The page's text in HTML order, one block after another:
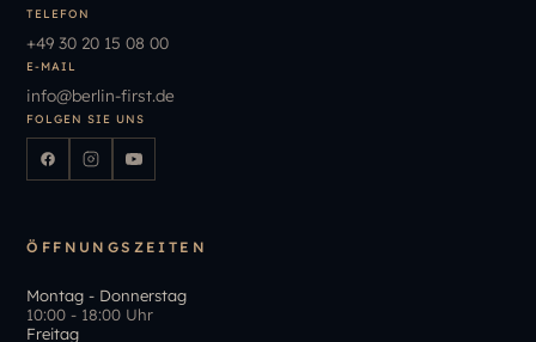
TELEFON
+49 30 20 15 08 00
E-MAIL
info@berlin-first.de
FOLGEN SIE UNS
ÖFFNUNGSZEITEN
Montag - Donnerstag
10:00 - 18:00 Uhr
Freitag